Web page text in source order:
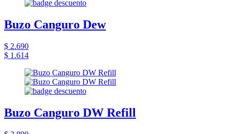
Buzo Canguro Dew
$ 2.690
$ 1.614
Buzo Canguro DW Refill